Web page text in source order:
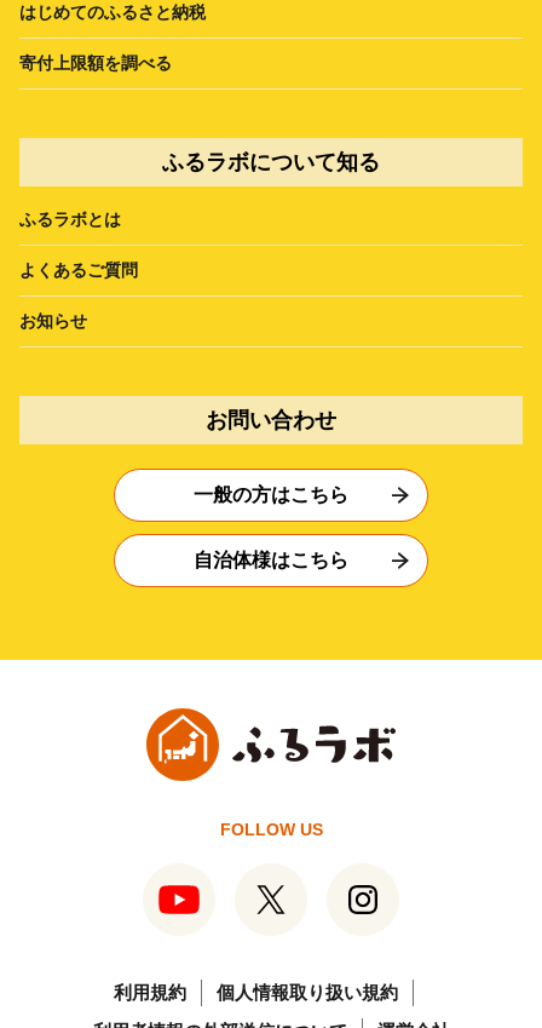
はじめてのふるさと納税
寄付上限額を調べる
ふるラボについて知る
ふるラボとは
よくあるご質問
お知らせ
お問い合わせ
一般の方はこちら
自治体様はこちら
FOLLOW US
利用規約
個人情報取り扱い規約